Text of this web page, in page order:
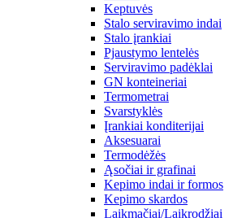
Keptuvės
Stalo serviravimo indai
Stalo įrankiai
Pjaustymo lentelės
Serviravimo padėklai
GN konteineriai
Termometrai
Svarstyklės
Įrankiai konditerijai
Aksesuarai
Termodėžės
Ąsočiai ir grafinai
Kepimo indai ir formos
Kepimo skardos
Laikmačiai/Laikrodžiai